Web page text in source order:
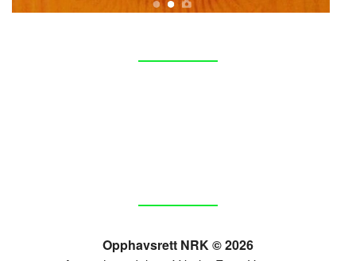
Opphavsrett NRK © 2026